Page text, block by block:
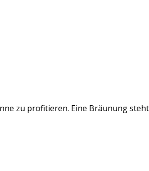
zu profitieren. Eine Bräunung